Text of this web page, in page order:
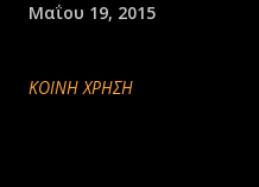
Μαΐου 19, 2015
ΚΟΙΝΉ ΧΡΉΣΗ